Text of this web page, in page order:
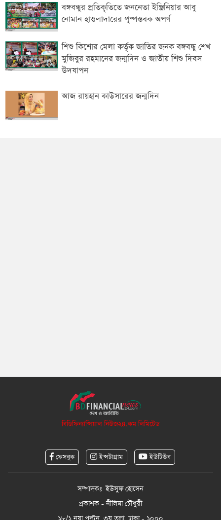
বঙ্গবন্ধুর প্রতিকৃতিতে জননেতা ইঞ্জিনিয়ার আবু
নোমান হাওলাদারের পুষ্পস্তবক অপর্ণ
শিশু কিশোর মেলা কর্তৃক জাতির জনক বঙ্গবন্ধু শেখ
মুজিবুর রহমানের জন্মদিন ও জাতীয় শিশু দিবস
উদযাপন
আজ রায়হান কাউসারের জন্মদিন
বিডিফিন্যান্সিয়াল নিউজ২৪.কম লিমিটেড
ফেসবুক ইন্সটাগ্রাম ইউটিউব
সম্পাদকঃ ইউসুফ হোসেন
প্রকাশক - নীলিমা চৌধুরী